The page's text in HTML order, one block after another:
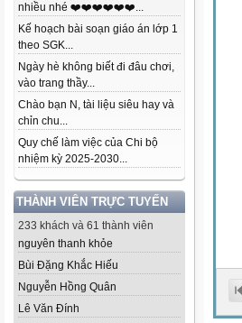
nhiều nhé ❤️❤️❤️❤️❤️❤️...
Kế hoạch bài soạn giáo án lớp 1
theo SGK...
Ngày hè không biết đi đâu chơi,
vào trang thầy...
Chào bạn N, tài liệu siêu hay và
chỉn chu...
Quy chế làm việc của Chi bộ
nhiệm kỳ 2025-2030...
THÀNH VIÊN TRỰC TUYẾN
233 khách và 61 thành viên
nguyên thanh khỏe
Bùi Đặng Khắc Hiếu
Nguyễn Hồng Quân
Lê Văn Đính